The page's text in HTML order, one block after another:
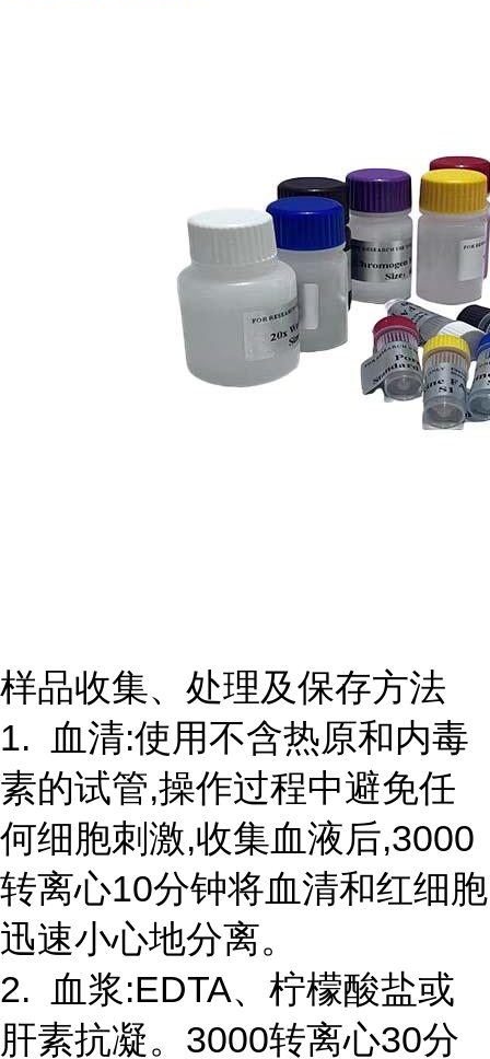
样品收集、处理及保存方法
1. 血清:使用不含热原和内毒
素的试管,操作过程中避免任
何细胞刺激,收集血液后,3000
转离心10分钟将血清和红细胞
迅速小心地分离。
2. 血浆:EDTA、柠檬酸盐或
肝素抗凝。3000转离心30分